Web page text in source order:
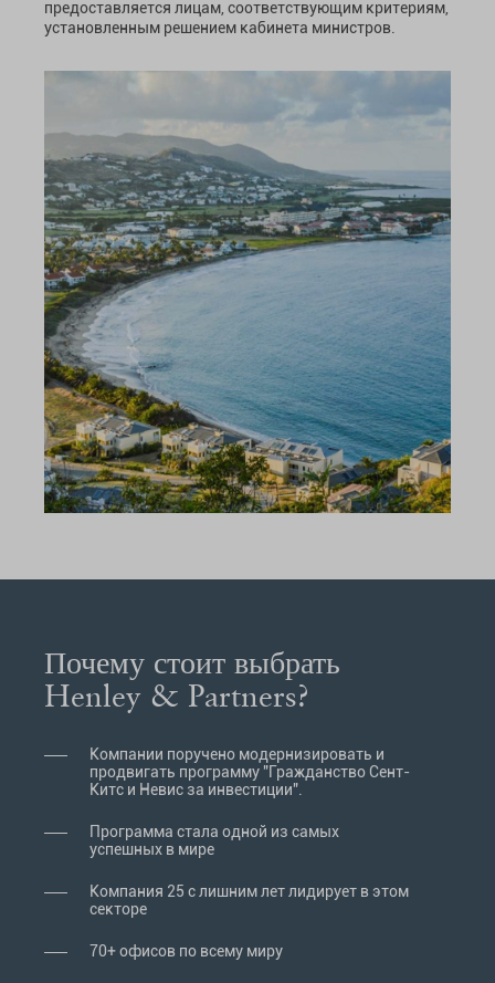
предоставляется лицам, соответствующим критериям,
установленным решением кабинета министров.
Почему стоит выбрать
Henley & Partners?
Компании поручено модернизировать и
продвигать программу "Гражданство Сент-
Китс и Невис за инвестиции".
Программа стала одной из самых
успешных в мире
Компания 25 с лишним лет лидирует в этом
секторе
70+ офисов по всему миру